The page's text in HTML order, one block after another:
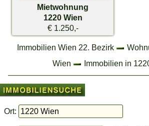
Mietwohnung
1220 Wien
€ 1.250,-
Immobilien Wien 22. Bezirk
Wien
Immobilien in
Ort: